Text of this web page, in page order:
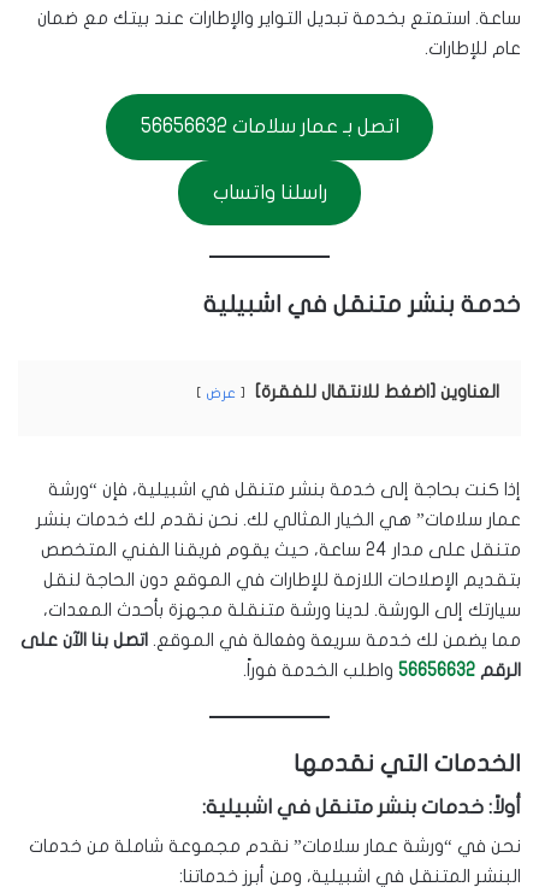
ساعة. استمتع بخدمة تبديل التواير والإطارات عند بيتك مع ضمان
عام للإطارات.
اتصل بـ عمار سلامات 56656632
راسلنا واتساب
خدمة بنشر متنقل في اشبيلية
العناوين [اضغط للانتقال للفقرة] عرض
إذا كنت بحاجة إلى خدمة بنشر متنقل في اشبيلية، فإن “ورشة
عمار سلامات” هي الخيار المثالي لك. نحن نقدم لك خدمات بنشر
متنقل على مدار 24 ساعة، حيث يقوم فريقنا الفني المتخصص
بتقديم الإصلاحات اللازمة للإطارات في الموقع دون الحاجة لنقل
سيارتك إلى الورشة. لدينا ورشة متنقلة مجهزة بأحدث المعدات،
مما يضمن لك خدمة سريعة وفعالة في الموقع. اتصل بنا الآن على
الرقم 56656632 واطلب الخدمة فوراً.
الخدمات التي نقدمها
أولاً: خدمات بنشر متنقل في اشبيلية:
نحن في “ورشة عمار سلامات” نقدم مجموعة شاملة من خدمات
البنشر المتنقل في اشبيلية، ومن أبرز خدماتنا: